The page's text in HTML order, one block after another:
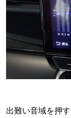
出難い音域を押